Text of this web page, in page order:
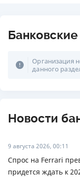
Организация
данного
Новости
9 августа 2026, 00:11
Спрос на Ferrari
придется ждать к